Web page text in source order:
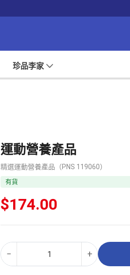
珍品李家
運動營養產品
精選運動營養產品（PNS 119060）
有貨
$174.00
−
運
動
+
Alternative: